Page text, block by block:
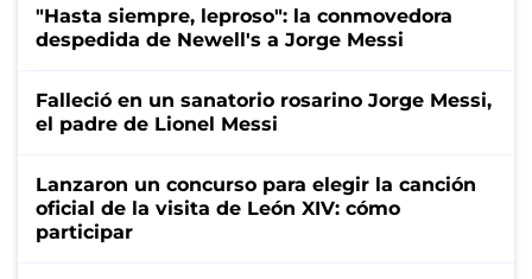
"Hasta siempre, leproso": la conmovedora
despedida de Newell's a Jorge Messi
Falleció en un sanatorio rosarino Jorge Messi,
el padre de Lionel Messi
Lanzaron un concurso para elegir la canción
oficial de la visita de León XIV: cómo
participar